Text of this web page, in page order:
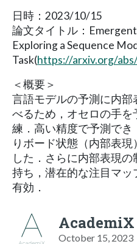
日時：2023/10/15
論文タイトル：
Exploring a Sequence
Task(https://arxiv.org/
＜概要＞
言語モデルの予測に内
べるため，オセロの手
練．高い精度で予測でき
りボード状態（内部表
した．さらに内部表現
持ち，潜在的な注目マ
有効．
AcademiX
October 15, 2023